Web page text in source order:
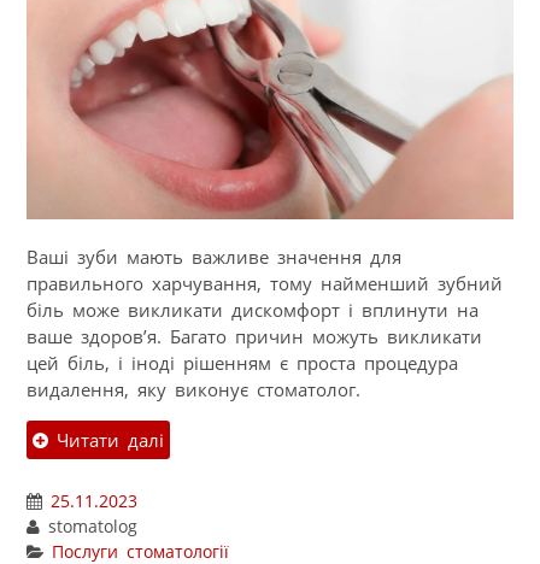
Ваші зуби мають важливе значення для
правильного харчування, тому найменший зубний
біль може викликати дискомфорт і вплинути на
ваше здоров’я. Багато причин можуть викликати
цей біль, і іноді рішенням є проста процедура
видалення, яку виконує стоматолог.
Читати далі
25.11.2023
stomatolog
Послуги стоматології